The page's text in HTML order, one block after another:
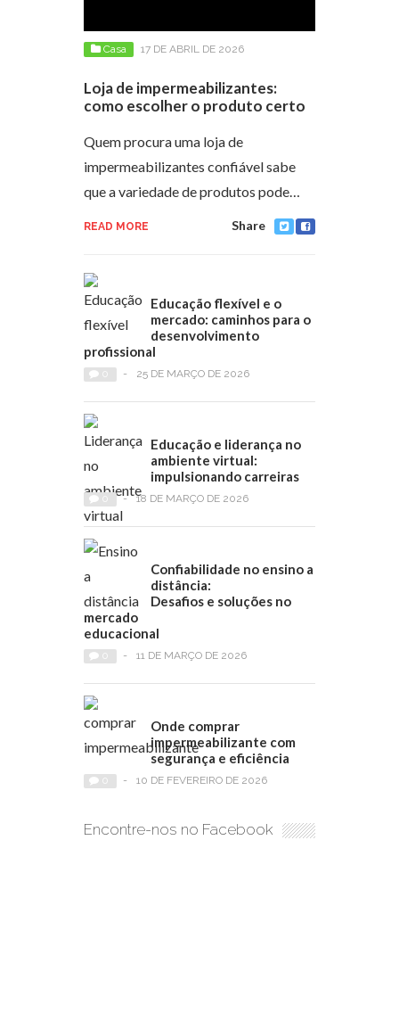
Casa 17 DE ABRIL DE 2026
Loja de impermeabilizantes:
como escolher o produto certo
Quem procura uma loja de
impermeabilizantes confiável sabe
que a variedade de produtos pode…
READ MORE Share
Educação flexível e o
mercado: caminhos para o
desenvolvimento
profissional
- 25 DE MARÇO DE 2026
Educação e liderança no
ambiente virtual:
impulsionando carreiras
- 18 DE MARÇO DE 2026
Confiabilidade no ensino a
distância:
Desafios e soluções no
mercado
educacional
- 11 DE MARÇO DE 2026
Onde comprar
impermeabilizante com
segurança e eficiência
- 10 DE FEVEREIRO DE 2026
Encontre-nos no Facebook